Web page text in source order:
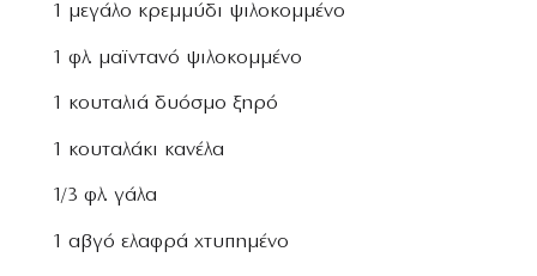
1 μεγάλο κρεμμύδι ψιλοκομμένο
1 φλ. μαϊντανό ψιλοκομμένο
1 κουταλιά δυόσμο ξηρό
1 κουταλάκι κανέλα
1/3 φλ. γάλα
1 αβγό ελαφρά χτυπημένο